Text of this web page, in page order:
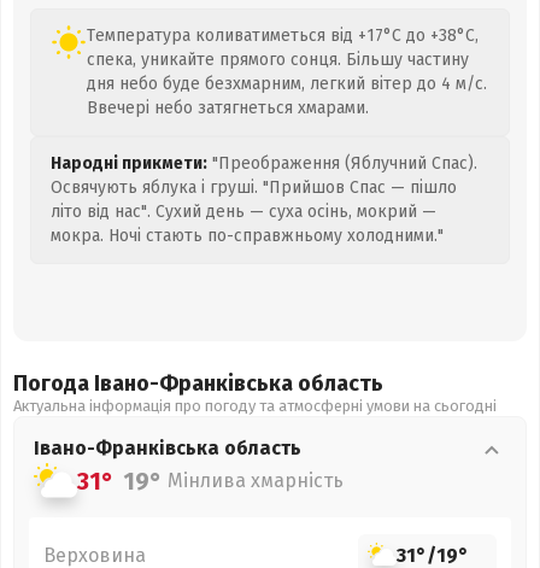
Температура коливатиметься від +17°C до +38°C,
спека, уникайте прямого сонця. Більшу частину
дня небо буде безхмарним, легкий вітер до 4 м/с.
Ввечері небо затягнеться хмарами.
Народні прикмети: "Преображення (Яблучний Спас).
Освячують яблука і груші. "Прийшов Спас — пішло
літо від нас". Сухий день — суха осінь, мокрий —
мокра. Ночі стають по-справжньому холодними."
Погода Івано-Франківська область
Актуальна інформація про погоду та атмосферні умови на сьогодні
Івано-Франківська область
31° 19° Мінлива хмарність
Верховина 31°/19°